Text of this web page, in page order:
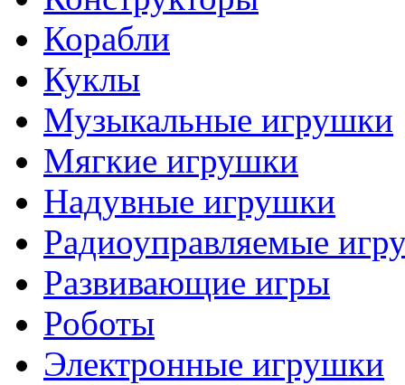
Корабли
Куклы
Музыкальные игрушки
Мягкие игрушки
Надувные игрушки
Радиоуправляемые
Развивающие игры
Роботы
Электронные игрушки